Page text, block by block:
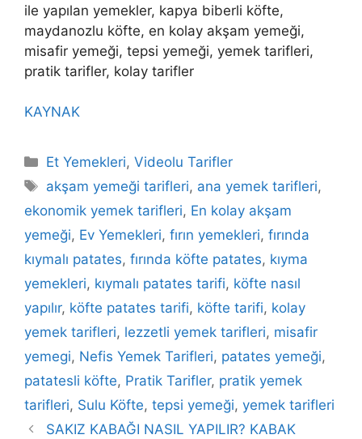
ile yapılan yemekler, kapya biberli köfte,
maydanozlu köfte, en kolay akşam yemeği,
misafir yemeği, tepsi yemeği, yemek tarifleri,
pratik tarifler, kolay tarifler
KAYNAK
Kategoriler
Et Yemekleri,Videolu Tarifler
Etiketler
akşam yemeği tarifleri, ana yemek tarifleri,
ekonomik yemek tarifleri, En kolay akşam
yemeği, Ev Yemekleri, fırın yemekleri, fırında
kıymalı patates, fırında köfte patates, kıyma
yemekleri, kıymalı patates tarifi, köfte nasıl
yapılır, köfte patates tarifi, köfte tarifi, kolay
yemek tarifleri, lezzetli yemek tarifleri, misafir
yemegi, Nefis Yemek Tarifleri, patates yemeği,
patatesli köfte, Pratik Tarifler, pratik yemek
tarifleri, Sulu Köfte, tepsi yemeği, yemek tarifleri
SAKIZ KABAĞI NASIL YAPILIR? KABAK